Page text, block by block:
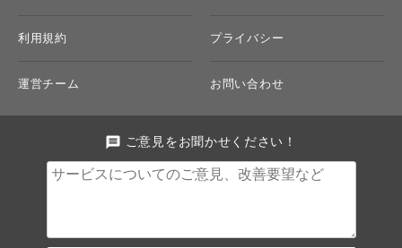
利用規約 プライバシー
運営チーム お問い合わせ
message ご意見をお聞かせください！